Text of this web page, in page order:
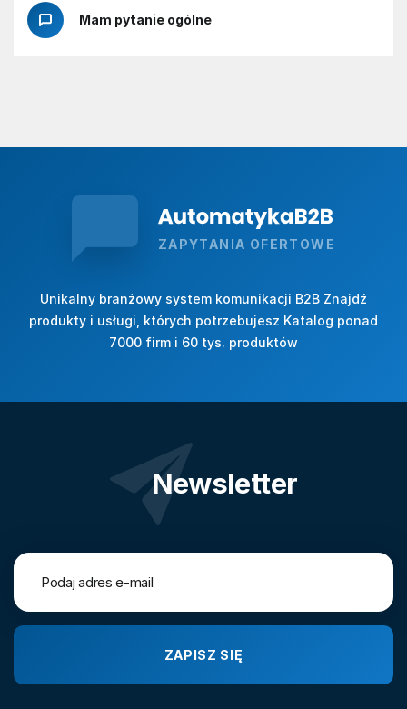
Mam pytanie ogólne
ZAPYTANIA OFERTOWE
Unikalny branżowy system komunikacji B2B Znajdź
produkty i usługi, których potrzebujesz Katalog ponad
7000 firm i 60 tys. produktów
Newsletter